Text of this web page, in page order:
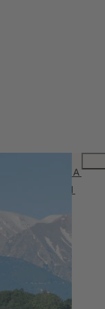
UND ADRIA
BODEN